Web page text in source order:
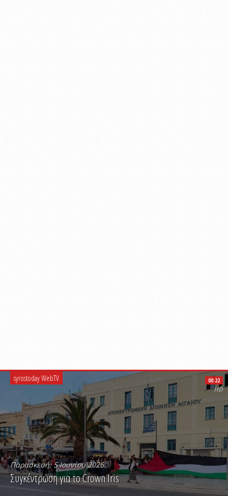
syrostoday WebTV
Παρασκευή, 5 Ιουνίου 2026
Συγκέντρωση για το Crown Iris
PLAY VIDEO
00:22
HD